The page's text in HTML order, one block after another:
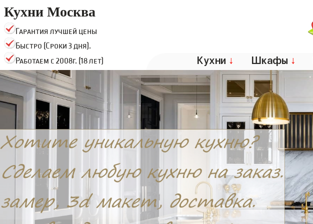
Кухни Москва
Гарантия лучшей цены
Быстро (Сроки 3 дня).
Работаем с 2008г. (18 лет)
Кухни ↓ Шкафы ↓